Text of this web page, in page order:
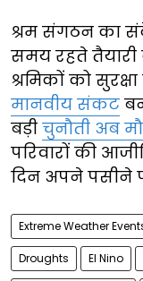
श्रम संगठन का
समय रहते
श्रमिकों को
मानवीय संकट
बड़ी चुनौती अब
परिवारों की
दिन अपने पसीने
Extreme Weather
Droughts El Nino